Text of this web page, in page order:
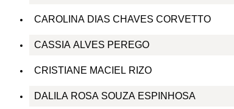
CAROLINA DIAS CHAVES CORVETTO
CASSIA ALVES PEREGO
CRISTIANE MACIEL RIZO
DALILA ROSA SOUZA ESPINHOSA